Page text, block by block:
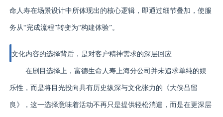
命人寿在场景设计中所体现出的核心逻辑，即通过细节叠加，使服
务从“完成流程”转变为“构建体验”。
文化内容的选择背后，是对客户精神需求的深层回应
在剧目选择上，富德生命人寿上海分公司并未追求单纯的娱
乐性，而是将目光投向具有历史纵深与文化张力的《大侠吕留
良》，这一选择意味着活动不再只是提供轻松消遣，而是在更深层